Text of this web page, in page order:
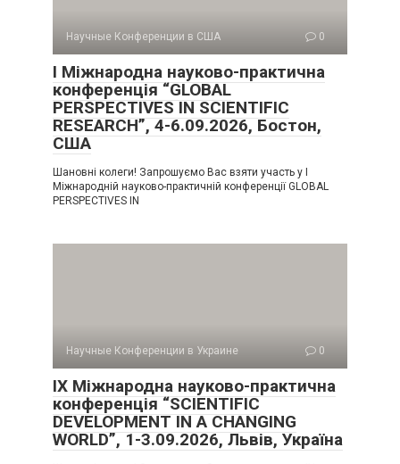
Научные Конференции в США 0
I Міжнародна науково-практична
конференція “GLOBAL
PERSPECTIVES IN SCIENTIFIC
RESEARCH”, 4-6.09.2026, Бостон,
США
Шановні колеги! Запрошуємо Вас взяти участь у I
Міжнародній науково-практичній конференції GLOBAL
PERSPECTIVES IN
Научные Конференции в Украине 0
IX Міжнародна науково-практична
конференція “SCIENTIFIC
DEVELOPMENT IN A CHANGING
WORLD”, 1-3.09.2026, Львів, Україна